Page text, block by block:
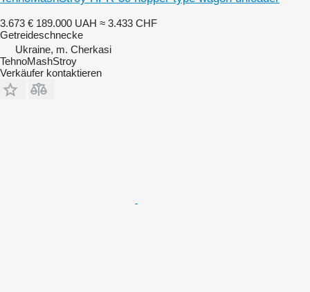
3.673 € 189.000 UAH ≈ 3.433 CHF
Getreideschnecke
Ukraine, m. Cherkasi
TehnoMashStroy
Verkäufer kontaktieren